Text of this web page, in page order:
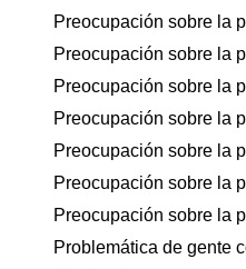
Preocupación sobre la
Preocupación sobre la
Preocupación sobre la
Preocupación sobre la
Preocupación sobre la
Preocupación sobre la
Preocupación sobre la
Problemática de gente